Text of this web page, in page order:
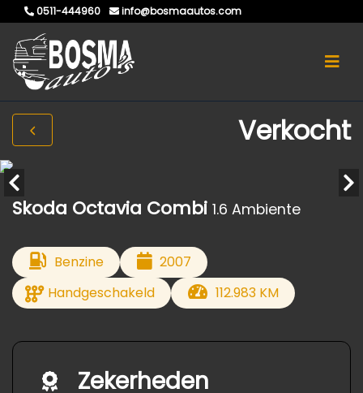
0511-444960 info@bosmaautos.com
Verkocht
Skoda Octavia Combi 1.6 Ambiente
Benzine
2007
Handgeschakeld
112.983 KM
Zekerheden